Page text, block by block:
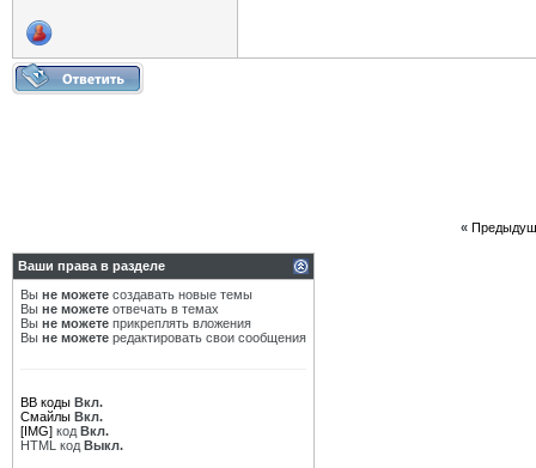
«
Ваши права в разделе
Вы не можете создавать новые темы
Вы не можете отвечать в темах
Вы не можете прикреплять вложения
Вы не можете редактировать свои сообщения
BB коды Вкл.
Смайлы Вкл.
[IMG] код Вкл.
HTML код Выкл.